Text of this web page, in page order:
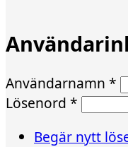
Användarnamn *
Lösenord *
Begär nytt